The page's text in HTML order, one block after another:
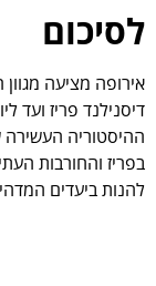
לסיכום
אירופה מציעה
דיסנילנד פריז ועד
ההיסטוריה העשירה
בפריז והחורבות
להנות ביעדים